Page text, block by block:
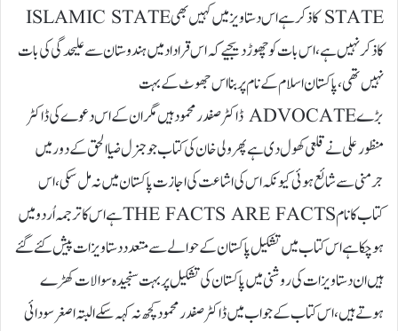
STATE کا ذکر ہے اس دستاویز میں کہیں بھی ISLAMIC STATE
کا ذکر نہیں ہے، اس بات کو چھوڑ دیجیے کہ اس قراداد میں ہندوستان سے علیحدگی کی بات
نہیں تھی، پاکستان اسلام کے نام پر بنا اس جھوٹ کے بہت
بڑے ADVOCATE ڈاکٹر صفدر محمود ہیں مگر ان کے اس دعوے کی ڈاکٹر
منظور علی نے قلعی کھول دی ہے پھر ولی خان کی کتاب جو جنرل ضیا الحق کے دور میں
جرمنی سے شائع ہوئی کیونکہ اس کی اشاعت کی اجازت پاکستان میں نہ مل سکی، اس
کتاب کا نام THE FACTS ARE FACTSہے اس کاترجمہ اُردو میں
ہو چکا ہے اس کتاب میں تشکیل پاکستان کے حوالے سے متعدد دستاویزات پیش کئے گئے
ہیں ان دستاویزات کی روشنی میں پاکستان کی تشکیل پر بہت سنجیدہ سوالات کھڑے
ہوتے ہیں، اس کتاب کے جواب میں ڈاکٹر صفدر محمود کچھ نہ کہہ سکے البتہ اصغر سودائی